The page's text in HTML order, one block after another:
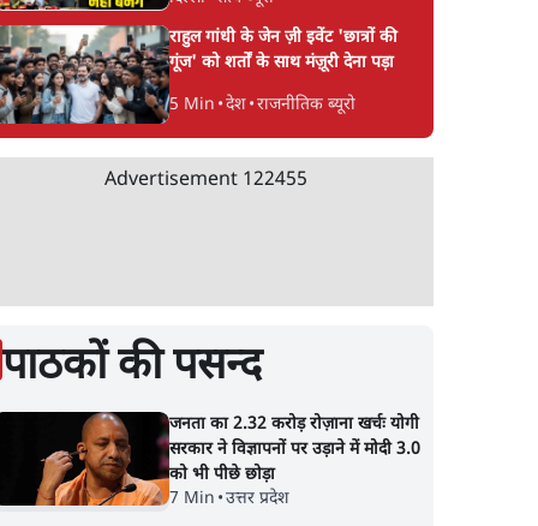
राहुल गांधी के जेन ज़ी इवेंट 'छात्रों की
गूंज' को शर्तों के साथ मंज़ूरी देना पड़ा
5 Min •देश•राजनीतिक ब्यूरो
Advertisement 122455
पाठकों की पसन्द
जनता का 2.32 करोड़ रोज़ाना खर्चः योगी
सरकार ने विज्ञापनों पर उड़ाने में मोदी 3.0
को भी पीछे छोड़ा
7 Min •उत्तर प्रदेश